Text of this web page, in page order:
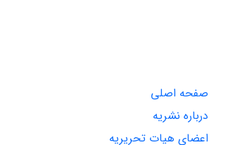
صفحه اصلی
درباره نشریه
اعضای هیات تحریریه